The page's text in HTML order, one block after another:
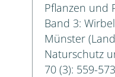
Pflanzen und
Band 3:
Münster
Naturschutz
70 (3): 559-